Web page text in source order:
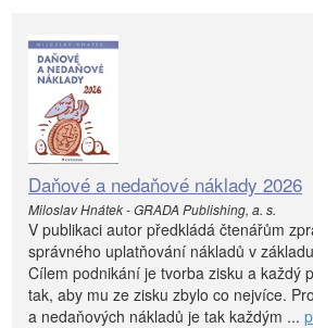
Daňové a nedaňové náklady 2026
Miloslav Hnátek - GRADA Publishing, a. s.
V publikaci autor předkládá čtenářům
správného uplatňování nákladů v
Cílem podnikání je tvorba zisku a každý
tak, aby mu ze zisku zbylo co nejvíce.
a nedaňových nákladů je tak každým ...